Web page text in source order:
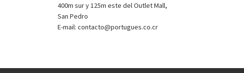
400m sur y 125m este del Outlet Mall,
San Pedro
E-mail: contacto@portugues.co.cr